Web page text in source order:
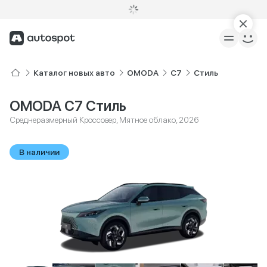
Каталог новых авто OMODA C7 Стиль
OMODA C7 Стиль
Среднеразмерный Кроссовер, Мятное облако, 2026
В наличии